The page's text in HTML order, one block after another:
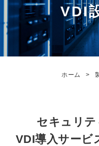
VDI
ホーム
セキュリテ
VDI導入サービ